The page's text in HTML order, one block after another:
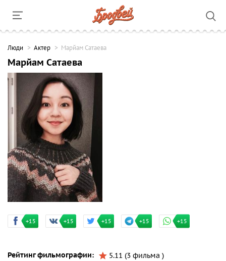
Люди Актер Марйам Сатаева
Марйам Сатаева
+15 +15 +15 +15 +15
Рейтинг фильмографии: 5.11 (3 фильма )